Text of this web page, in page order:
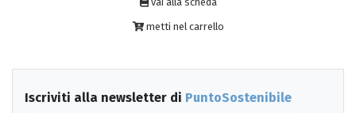
metti nel carrello
Iscriviti alla newsletter di PuntoSostenibile